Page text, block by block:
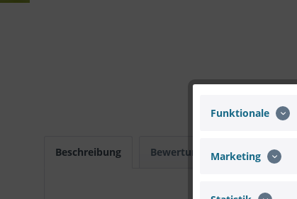
Beschreibung Bewertungen 0
Funktionale
Marketing